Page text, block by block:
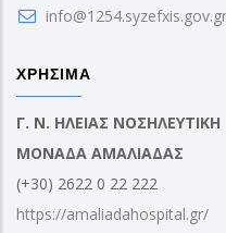
info@1254.syzefxis.gov.gr
ΧΡΗΣΙΜΑ
Γ. Ν. ΗΛΕΙΑΣ ΝΟΣΗΛΕΥΤΙΚΗ
ΜΟΝΑΔΑ ΑΜΑΛΙΑΔΑΣ
(+30) 2622 0 22 222
https://amaliadahospital.gr/